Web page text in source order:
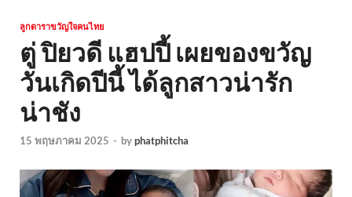
ลูกดาราขวัญใจคนไทย
ตู่ ปิยวดี แฮปปี้ เผยของขวัญ
วันเกิดปีนี้ ได้ลูกสาวน่ารัก
น่าชัง
15 พฤษภาคม 2025 - byphatphitcha